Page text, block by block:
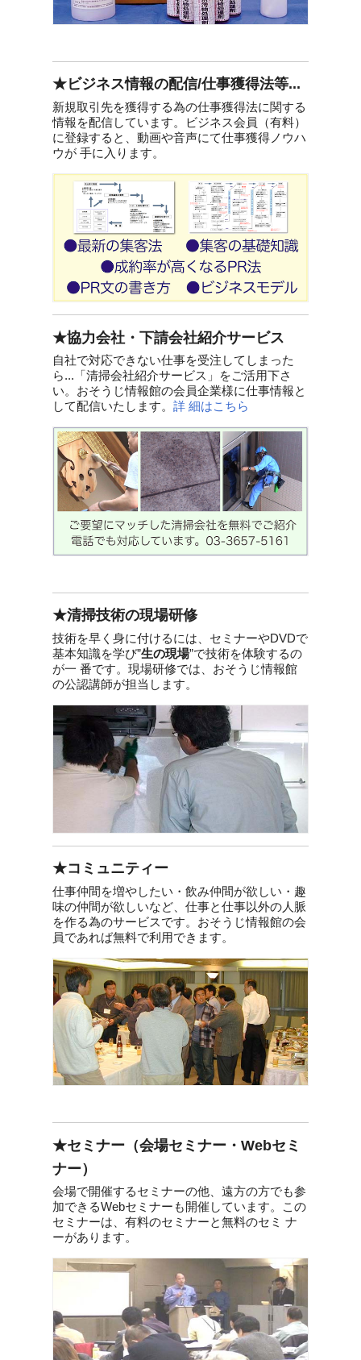
★ビジネス情報の配信/仕事獲得法等...
新規取引先を獲得する為の仕事獲得法に関する
情報を配信しています。ビジネス会員（有料）
に登録すると、動画や音声にて仕事獲得ノウハ
ウが 手に入ります。
★協力会社・下請会社紹介サービス
自社で対応できない仕事を受注してしまった
ら...「清掃会社紹介サービス」をご活用下さ
い。おそうじ情報館の会員企業様に仕事情報と
して配信いたします。 詳 細はこちら
★清掃技術の現場研修
技術を早く身に付けるには、セミナーやDVDで
基本知識を学び”生の現場”で技術を体験するの
が一 番です。現場研修では、おそうじ情報館
の公認講師が担当します。
★コミュニティー
仕事仲間を増やしたい・飲み仲間が欲しい・趣
味の仲間が欲しいなど、仕事と仕事以外の人脈
を作る為のサービスです。おそうじ情報館の会
員であれば無料で利用できます。
★セミナー（会場セミナー・Webセミ
ナー）
会場で開催するセミナーの他、遠方の方でも参
加できるWebセミナーも開催しています。この
セミナーは、有料のセミナーと無料のセミ ナ
ーがあります。